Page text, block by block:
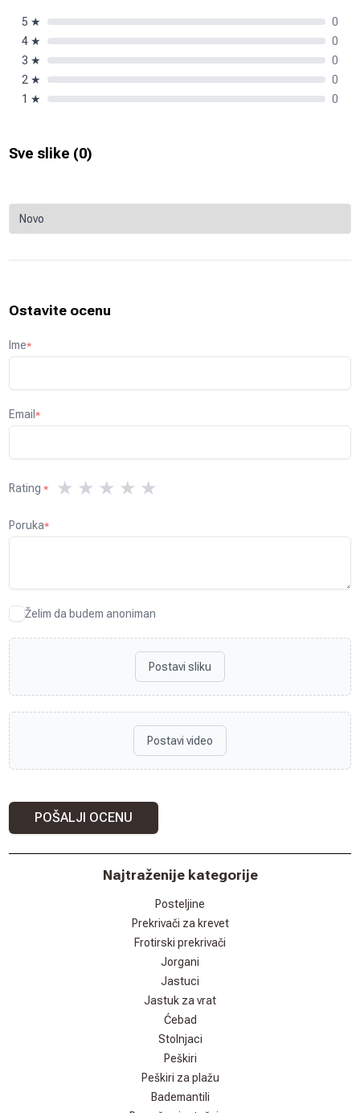
5 ★
0
4 ★
0
3 ★
0
2 ★
0
1 ★ 0
Sve slike (0)
Ostavite ocenu
Ime*
Email*
Rating * ★ ★ ★ ★ ★
Poruka*
Želim da budem anoniman
Postavi sliku
Postavi video
POŠALJI OCENU
Najtraženije kategorije
Posteljine
Prekrivači za krevet
Frotirski prekrivači
Jorgani
Jastuci
Jastuk za vrat
Ćebad
Stolnjaci
Peškiri
Peškiri za plažu
Bademantili